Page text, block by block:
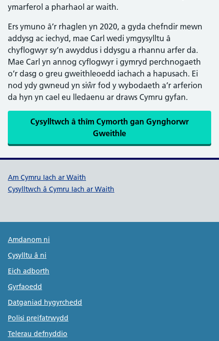
ymarferol a pharhaol ar waith.
Ers ymuno â’r rhaglen yn 2020, a gyda chefndir mewn
addysg ac iechyd, mae Carl wedi ymgysylltu â
chyflogwyr sy’n awyddus i ddysgu a rhannu arfer da.
Mae Carl yn annog cyflogwyr i gymryd perchnogaeth
o’r dasg o greu gweithleoedd iachach a hapusach. Ei
nod ydy gwneud yn siŵr fod y wybodaeth a’r arferion
da hyn yn cael eu lledaenu ar draws Cymru gyfan.
Cysylltwch â thîm Cymorth gan Gynghorwr
Gweithle
Dolenni cymorth Cymru Iach ar
Am Cymru Iach ar Waith
Cysylltwch â Cymru Iach ar Waith
Public Health Wales Support links
Amdanom ni
Cysylltu â ni
Eich adborth
Gyrfaoedd
Datganiad hygyrchedd
Polisi preifatrwydd
Telerau defnyddio